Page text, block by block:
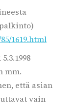
1619.html
mm.
että asian
vain